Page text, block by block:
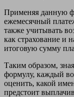
Применяя данную
ежемесячный
также учитывать
как страхование и
итоговую сумму
Таким образом,
формулу, каждый
оценить, какой
предстоит